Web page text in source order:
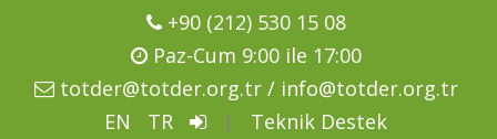
+90 (212) 530 15 08
Paz-Cum 9:00 ile 17:00
totder@totder.org.tr / info@totder.org.tr
EN
TR | Teknik Destek